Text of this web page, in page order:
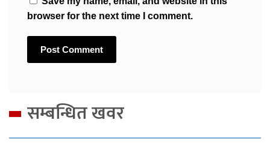
browser for the next time I comment.
सम्बन्धित खवर